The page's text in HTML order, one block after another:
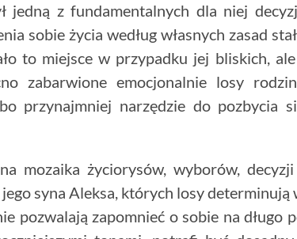
jedną z fundamentalnych dla niej
sobie życia według własnych zasad
to miejsce w przypadku jej bliskich,
zabarwione emocjonalnie losy
przynajmniej narzędzie do pozbycia
mozaika życiorysów, wyborów,
syna Aleksa, których losy determinują
pozwalają zapomnieć o sobie na długo